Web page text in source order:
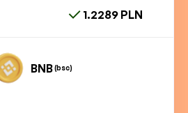
1.2289 PLN
BNB(bsc)